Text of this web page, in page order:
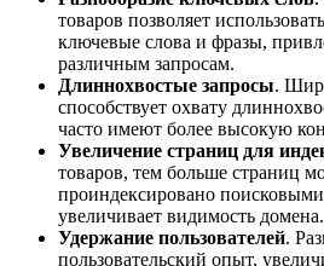
товаров позволяет
ключевые слова и фразы,
различным запросам.
Длиннохвостые запросы.
способствует охвату
часто имеют более высокую
Увеличение страниц для
товаров, тем больше страниц
проиндексировано
увеличивает видимость домена.
Удержание пользователей.
пользовательский опыт,